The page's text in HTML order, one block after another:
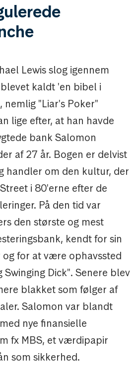
Lewis slog igennem
kaldt 'en bibel i
nemlig "Liar's Poker"
lige efter, at han havde
bank Salomon
af 27 år. Bogen er delvist
handler om den kultur, der
i 80'erne efter de
På den tid var
den største og mest
kendt for sin
for at være ophavssted
Dick". Senere blev
blakket som følger af
Salomon var blandt
nye finansielle
fx MBS, et værdipapir
som sikkerhed.